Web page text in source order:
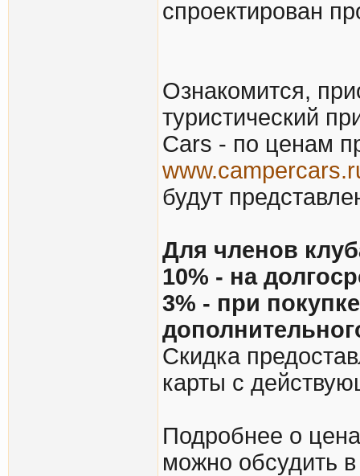
спроектирован
Ознакомится,
туристический
Cars - по ценам
будут
Для членов
10% - на
3% - при
Скидка
карты с
Подробнее о
можно обсудить